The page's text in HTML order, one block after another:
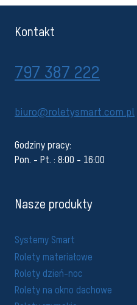
Kontakt
797 387 222
biuro@roletysmart.com.pl
Godziny pracy:
Pon. - Pt. : 8:00 - 16:00
Nasze produkty
Systemy Smart
Rolety materiałowe
Rolety dzień-noc
Rolety na okno dachowe